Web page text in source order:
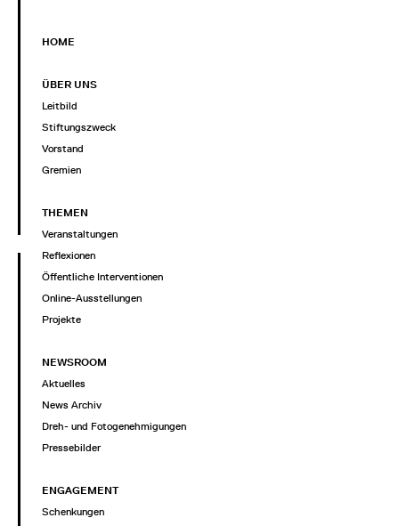
HOME
ÜBER UNS
Leitbild
Stiftungszweck
Vorstand
Gremien
THEMEN
Veranstaltungen
Reflexionen
Öffentliche Interventionen
Online-Ausstellungen
Projekte
NEWSROOM
Aktuelles
News Archiv
Dreh- und Fotogenehmigungen
Pressebilder
ENGAGEMENT
Schenkungen